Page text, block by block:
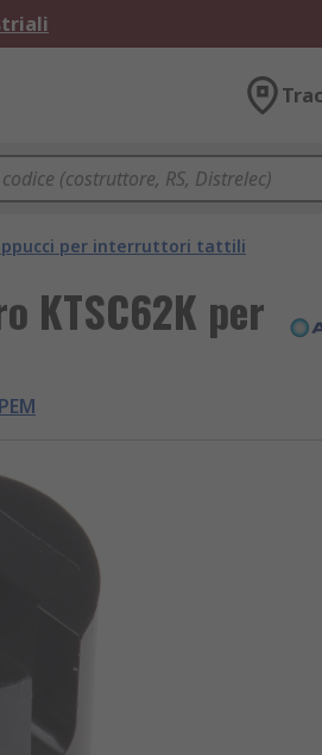
per interruttori tattili
KTSC62K per